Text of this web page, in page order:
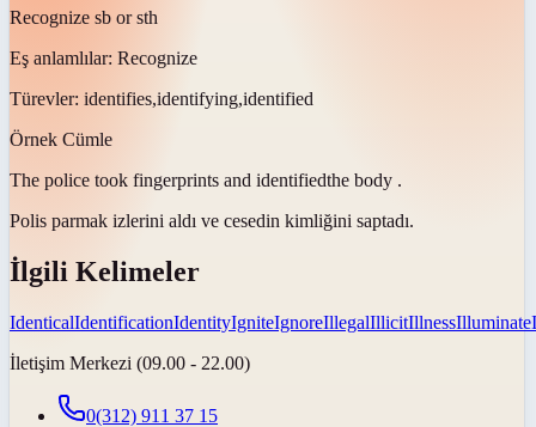
Recognize sb or sth
Eş anlamlılar: Recognize
Türevler: identifies,identifying,identified
Örnek Cümle
The police took fingerprints and identifiedthe body .
Polis parmak izlerini aldı ve cesedin kimliğini saptadı.
İlgili Kelimeler
IdenticalIdentificationIdentityIgniteIgnoreIllegalIllicitIllnessIlluminate
İletişim Merkezi (09.00 - 22.00)
0(312) 911 37 15